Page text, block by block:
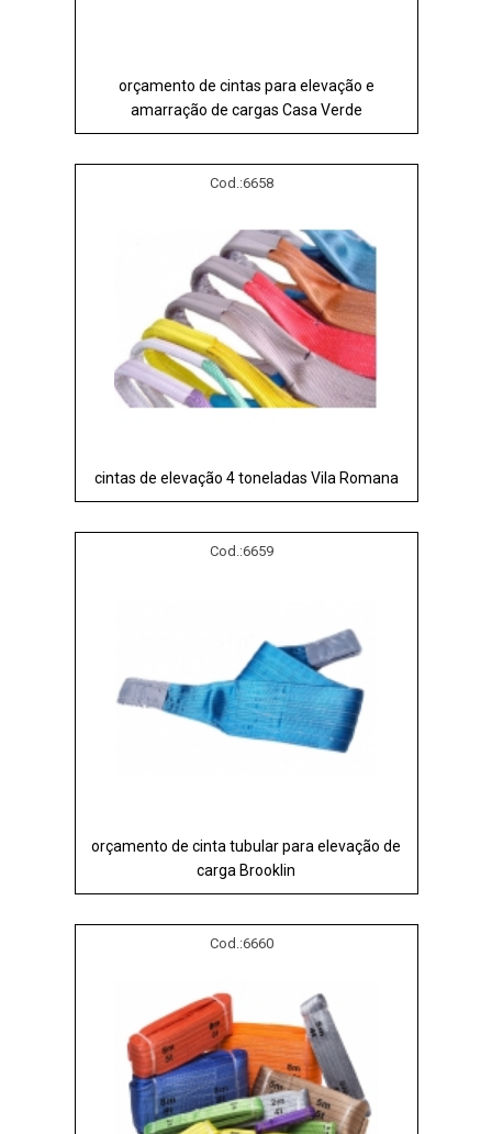
orçamento de cintas para elevação e
amarração de cargas Casa Verde
Cod.:6658
cintas de elevação 4 toneladas Vila Romana
Cod.:6659
orçamento de cinta tubular para elevação de
carga Brooklin
Cod.:6660